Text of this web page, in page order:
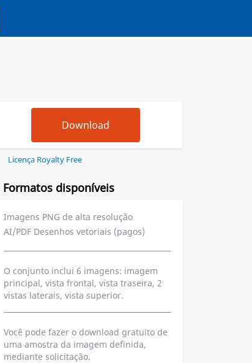
Licença Royalty Free
Formatos disponíveis
Imagens PNG de alta resolução
AI/PDF Desenhos vetoriais (pagos)
O conjunto inclui 6 imagens: imagem
principal, vista frontal, vista traseira, 2
vistas laterais, vista superior.
Você pode fazer o download gratuito de
uma amostra da imagem definida,
mediante solicitação.